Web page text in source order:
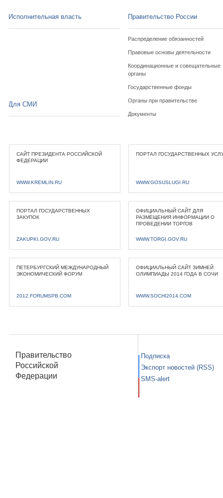
Исполнительная власть Правительство России
Распределение обязанностей
Правовые основы деятельности
Координационные и совещательные
органы
Государственные фонды
Органы при правительстве
Документы
Для СМИ
САЙТ ПРЕЗИДЕНТА РОССИЙСКОЙ
ФЕДЕРАЦИИ
WWW.KREMLIN.RU
ПОРТАЛ ГОСУДАРСТВЕННЫХ
WWW.GOSUSLUGI.RU
ПОРТАЛ ГОСУДАРСТВЕННЫХ
ЗАКУПОК
ZAKUPKI.GOV.RU
ОФИЦИАЛЬНЫЙ САЙТ ДЛЯ
РАЗМЕЩЕНИЯ ИНФОРМАЦИИ О
ПРОВЕДЕНИИ ТОРГОВ
WWW.TORGI.GOV.RU
ПЕТЕРБУРГСКИЙ МЕЖДУНАРОДНЫЙ
ЭКОНОМИЧЕСКИЙ ФОРУМ
2012.FORUMSPB.COM
ОФИЦИАЛЬНЫЙ САЙТ ЗИМНЕЙ
ОЛИМПИАДЫ 2014 ГОДА В СОЧИ
WWW.SOCHI2014.COM
Правительство
Российской
Федерации
Подписка
Экспорт новостей (RSS)
SMS-alert